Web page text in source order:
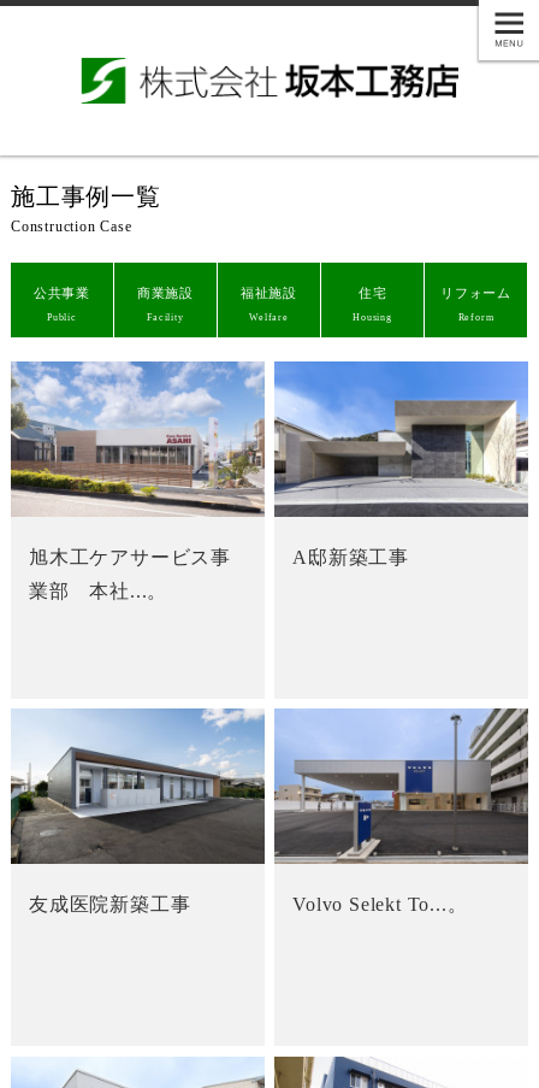
施工事例一覧
Construction Case
公共事業
Public
商業施設
Facility
福祉施設
Welfare
住宅
Housing
リフォーム
Reform
旭木工ケアサービス事
業部 本社...。
A邸新築工事
友成医院新築工事 Volvo Selekt To...。